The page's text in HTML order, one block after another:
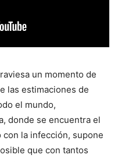
un momento de
las estimaciones de
el mundo,
donde se encuentra el
la infección, supone
que con tantos